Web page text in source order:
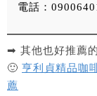
電話：
➡ 其他也好推薦
🙂 亨利貞精品咖
薦